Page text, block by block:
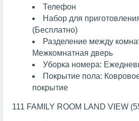
Телефон
Набор для
(Бесплатно)
Разделение между
Межкомнатная дверь
Уборка номера:
Покрытие пола:
покрытие
111 FAMILY ROOM LAND VIEW